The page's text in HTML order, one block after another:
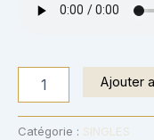
Ajouter
Catégorie : SINGLES